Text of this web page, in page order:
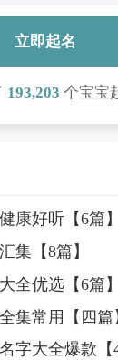
立即起名
193,203 个宝宝
康好听【6篇】
集【8篇】
全优选【6篇】
集常用【四篇
字大全爆款【